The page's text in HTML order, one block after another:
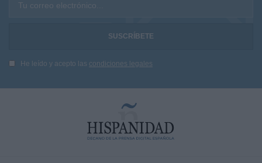
Tu correo electrónico...
He leído y acepto las condiciones legales